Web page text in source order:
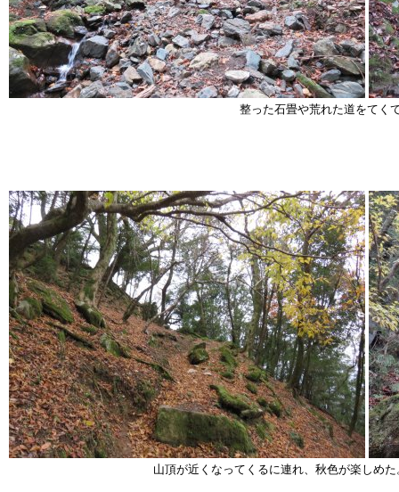
整った石畳や荒れた道をてく
山頂が近くなってくるに連れ、秋色が楽しめ